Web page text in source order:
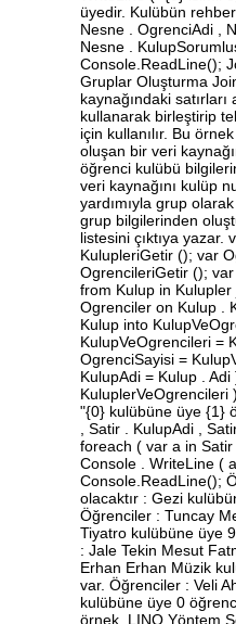
üyedir. Kulübün
Nesne . OgrenciAdi ,
Nesne .
Console.ReadLine();
Gruplar Oluşturma
kaynağındaki
kullanarak birleştirip
için kullanılır. Bu
oluşan bir veri
öğrenci kulübü
veri kaynağını kulüp
yardımıyla grup
grup bilgilerinden
listesini çıktıya yazar.
KulupleriGetir (); var
OgrencileriGetir ();
from Kulup in
Ogrenciler on Kulup .
Kulup into
KulupVeOgrencileri =
OgrenciSayisi =
KulupAdi = Kulup .
"{0} kulübüne üye {1}
, Satir . KulupAdi ,
foreach ( var a in
Console . WriteLine (
Console.ReadLine();
olacaktır : Gezi
Öğrenciler : Tuncay
Tiyatro kulübüne üye
: Jale Tekin Mesut
Erhan Erhan Müzik
var. Öğrenciler : Veli
kulübüne üye 0
örnek, LINQ Yöntem